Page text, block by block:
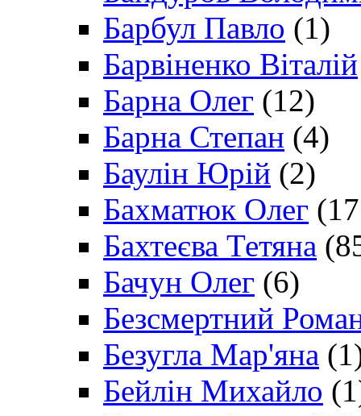
Барбул Павло (1)
Барвіненко Віталій
Барна Олег (12)
Барна Степан (4)
Баулін Юрій (2)
Бахматюк Олег
Бахтеєва Тетяна
Бачун Олег (6)
Безсмертний
Безугла Мар'яна
Бейлін Михайло